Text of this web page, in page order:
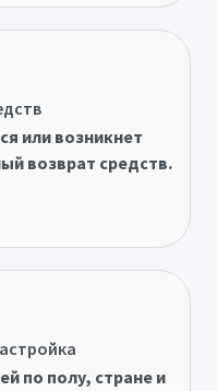
или возникнет
возврат средств.
по полу, стране и